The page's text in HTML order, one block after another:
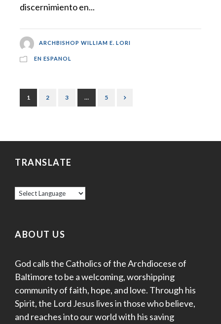
discernimiento en...
ARCHBISHOP WILLIAM E. LORI
EN ESPANOL
1 2 3 … 5
TRANSLATE
ABOUT US
God calls the Catholics of the Archdiocese of
Baltimore to be a welcoming, worshipping
community of faith, hope, and love. Through his
Spirit, the Lord Jesus lives in those who believe,
and reaches into our world with his saving